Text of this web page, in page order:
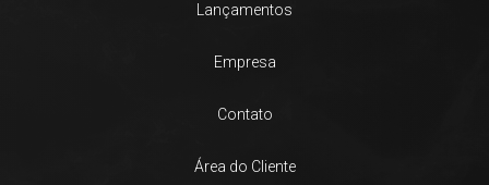
Lançamentos
Empresa
Contato
Área do Cliente